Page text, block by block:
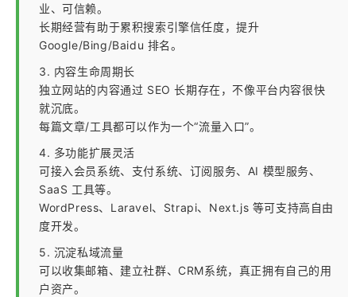
业、可信赖。
长期经营有助于累积搜索引擎信任度，提升
Google/Bing/Baidu 排名。
3. 内容生命周期长
独立网站的内容通过 SEO 长期存在，不像平台内容很快
就沉底。
每篇文章/工具都可以作为一个“流量入口”。
4. 多功能扩展灵活
可接入会员系统、支付系统、订阅服务、AI 模型服务、
SaaS 工具等。
WordPress、Laravel、Strapi、Next.js 等可支持高自由
度开发。
5. 沉淀私域流量
可以收集邮箱、建立社群、CRM系统，真正拥有自己的用
户资产。